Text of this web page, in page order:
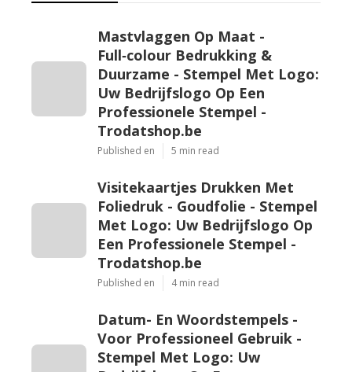
Mastvlaggen Op Maat -
Full‑colour Bedrukking &
Duurzame - Stempel Met Logo:
Uw Bedrijfslogo Op Een
Professionele Stempel -
Trodatshop.be
Published en 5 min read
Visitekaartjes Drukken Met
Foliedruk - Goudfolie - Stempel
Met Logo: Uw Bedrijfslogo Op
Een Professionele Stempel -
Trodatshop.be
Published en 4 min read
Datum- En Woordstempels -
Voor Professioneel Gebruik -
Stempel Met Logo: Uw